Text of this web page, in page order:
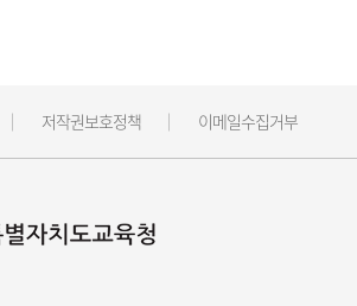
저작권보호정책 이메일수집거부